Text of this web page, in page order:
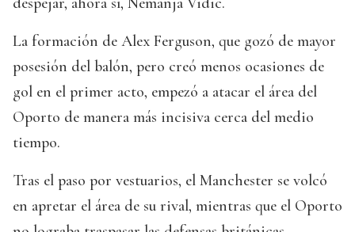
La formación de Alex Ferguson, que gozó de mayor
posesión del balón, pero creó menos ocasiones de
gol en el primer acto, empezó a atacar el área del
Oporto de manera más incisiva cerca del medio
tiempo.
Tras el paso por vestuarios, el Manchester se volcó
en apretar el área de su rival, mientras que el Oporto